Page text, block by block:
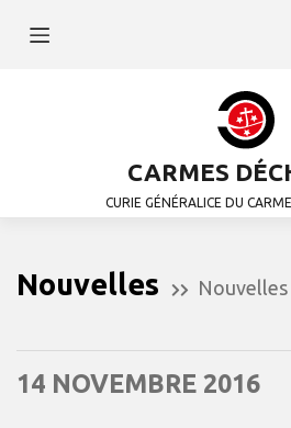
CARMES
CURIE GÉNÉRALICE DU
Nouvelles Nouvelles
14 NOVEMBRE 2016